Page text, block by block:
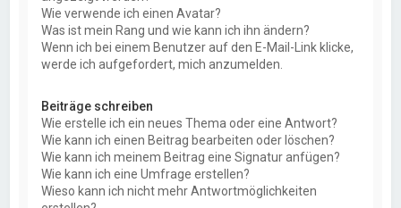
Wie verwende ich einen Avatar?
Was ist mein Rang und wie kann ich ihn ändern?
Wenn ich bei einem Benutzer auf den E-Mail-Link klicke,
werde ich aufgefordert, mich anzumelden.
Beiträge schreiben
Wie erstelle ich ein neues Thema oder eine Antwort?
Wie kann ich einen Beitrag bearbeiten oder löschen?
Wie kann ich meinem Beitrag eine Signatur anfügen?
Wie kann ich eine Umfrage erstellen?
Wieso kann ich nicht mehr Antwortmöglichkeiten